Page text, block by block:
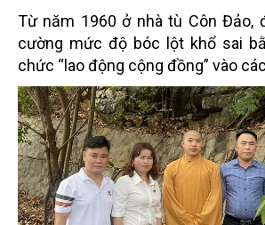
Từ năm 1960 ở nhà tù Côn Đảo,
cường mức độ bóc lột khổ sai
chức “lao động cộng đồng” vào